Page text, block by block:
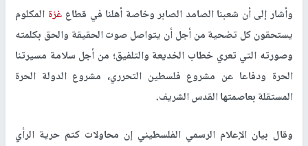
وأشار إلى أن شعبنا الصامد الصابر وخاصة أهلنا في قطاع غزة المكلوم
يستحقون كل تضحية من أجل أن يتواصل صوت الحقيقة والحق بكلمته
وصورته التي تعري خطاب الخديعة والتلفيق؛ من أجل سلامة مسيرتنا
الحرة ودفاعا عن مشروع فلسطين التحرري، مشروع الدولة الحرة
المستقلة بعاصمتها القدس الشريف.
وقال بيان الإعلام الرسمي الفلسطيني إن محاولات كتم حرية الرأي